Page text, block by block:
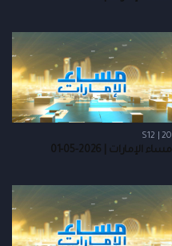
S12 | 20
مساء الإمارات | 2026-05-01